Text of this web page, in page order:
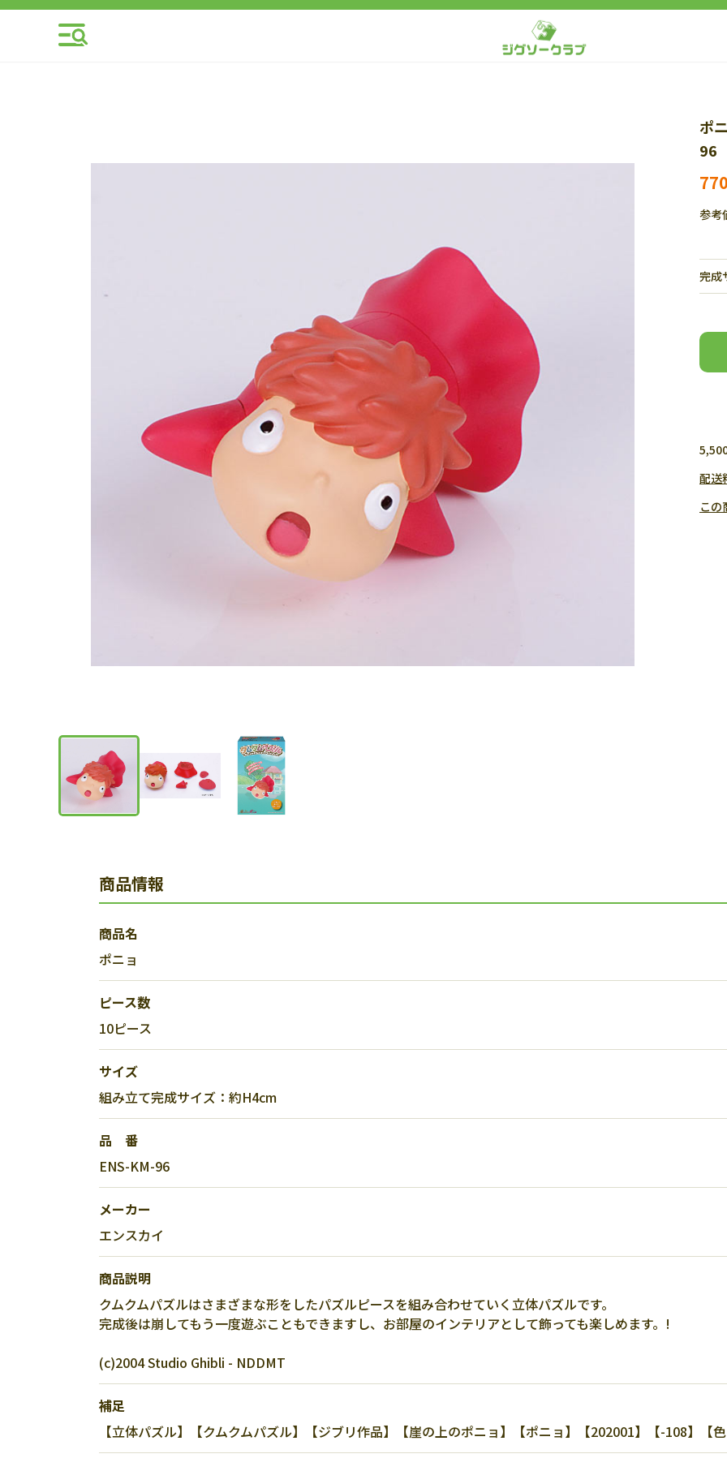
ポ
96
参考
完成
配送
この
商品情報
商品名
ポニョ
ピース数
10ピース
サイズ
組み立て完成サイズ：約H4cm
品 番
ENS-KM-96
メーカー
エンスカイ
商品説明
クムクムパズルはさまざまな形をしたパズルピースを組み合わせていく立体パズルです。
完成後は崩してもう一度遊ぶこともできますし、お部屋のインテリアとして飾っても楽しめます。!
(c)2004 Studio Ghibli - NDDMT
補足
【立体パズル】【クムクムパズル】【ジブリ作品】【崖の上のポニョ】【ポニョ】【202001】【-108】【